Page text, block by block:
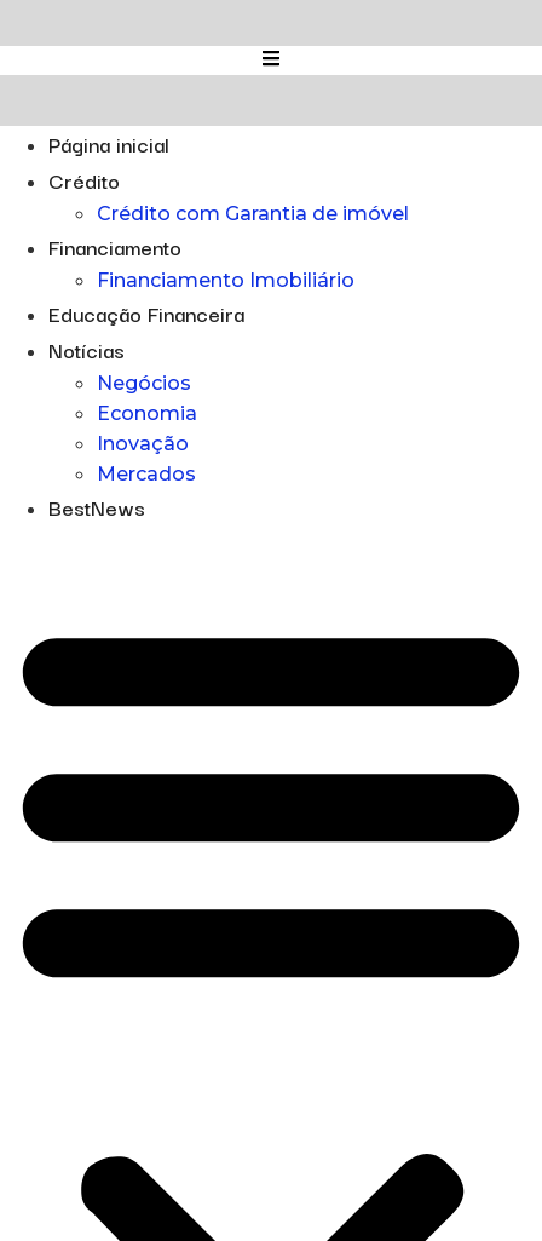
para
o
Página inicial
Crédito
Crédito com Garantia de imóvel
Financiamento
Financiamento Imobiliário
Educação Financeira
Notícias
Negócios
Economia
Inovação
Mercados
BestNews